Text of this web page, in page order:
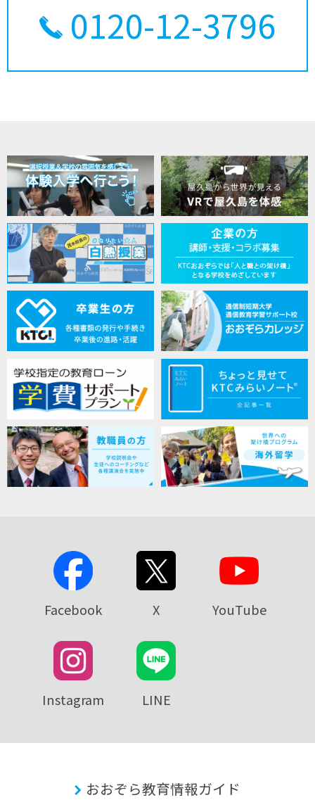
0120-12-3796
Facebook X YouTube
Instagram LINE
おおぞら教育情報ガイド